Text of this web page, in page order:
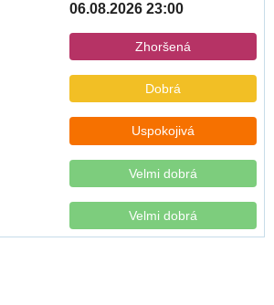
06.08.2026 23:00
Zhoršená
Dobrá
Uspokojivá
Velmi dobrá
Velmi dobrá